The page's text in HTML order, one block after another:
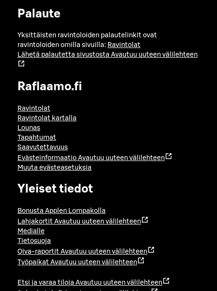
Palaute
Yksittäisten ravintoloiden palautelinkit ovat
ravintoloiden omilla sivuilla: Ravintolat
Lähetä palautetta sivustosta Avautuu uuteen välilehteen
Raflaamo.fi
Ravintolat
Ravintolat kartalla
Lounas
Tapahtumat
Saavutettavuus
Evästeinformaatio Avautuu uuteen välilehteen
Muuta evästeasetuksia
Yleiset tiedot
Bonusta Applen Lompakolla
Lahjakortit Avautuu uuteen välilehteen
Medialle
Tietosuoja
Oiva-raportit Avautuu uuteen välilehteen
Työpaikat Avautuu uuteen välilehteen
Etsi ja varaa tiloja Avautuu uuteen välilehteen